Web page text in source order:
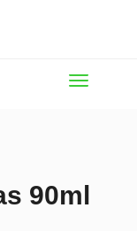
90ml